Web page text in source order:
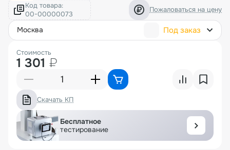
Код товара: Пожаловаться на цену
москва Под заказ
Стоимость
1 301 ₽
Скачать КП
Бесплатное
тестирование